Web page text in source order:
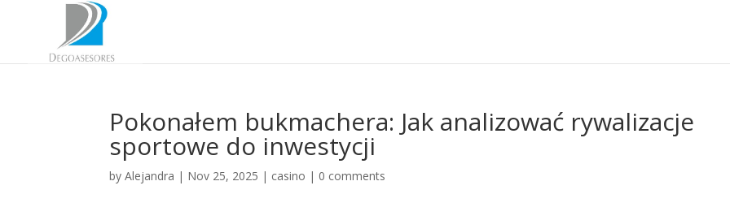
Pokonałem bukmachera: Jak analizować rywalizacje
sportowe do inwestycji
byAlejandra | Nov 25, 2025 | casino | 0 comments